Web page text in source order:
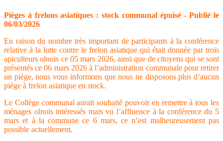
Pièges à frelons asiatiques : stock communal épuisé - Publié le
06/03/2026
En raison du nombre très important de participants à la conférence
relative à la lutte contre le frelon asiatique qui était donnée par trois
apiculteurs olnois ce 05 mars 2026, ainsi que de citoyens qui se sont
présentés ce 06 mars 2026 à l’administration communale pour retirer
un piège, nous vous informons que nous ne disposons plus d’aucun
piège à frelon asiatique en stock.
Le Collège communal aurait souhaité pouvoir en remettre à tous les
ménages olnois intéressés mais vu l’affluence à la conférence du 5
mars et à la commune ce 6 mars, ce n’est malheureusement pas
possible actuellement.